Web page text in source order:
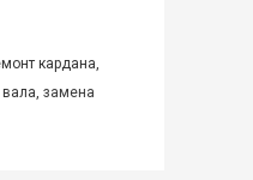
кардана,
замена